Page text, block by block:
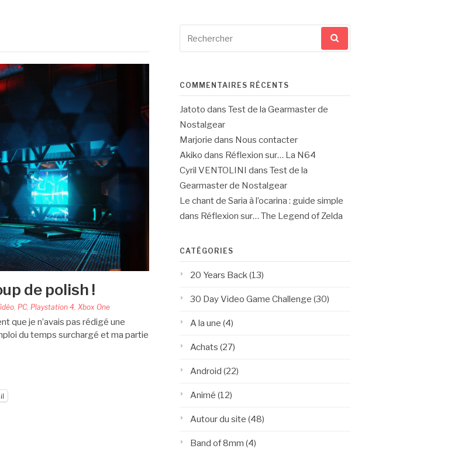
de polish !
PC, Playstation 4 Xbox One
que je n’avais pas rédigé une
du temps surchargé et ma partie
pour
COMMENTAIRES RÉCENTS
Jatoto dans Test de la Gearmaster de
Nostalgear
Marjorie dans Nous contacter
Akiko dans Réflexion sur… La N64
Cyril VENTOLINI dans Test de la
Gearmaster de Nostalgear
Le chant de Saria à l’ocarina : guide simple
dans Réflexion sur… The Legend of Zelda
CATÉGORIES
20 Years Back (13)
30 Day Video Game Challenge (30)
A la une (4)
Achats (27)
Android (22)
Animé (12)
Autour du site (48)
Band of 8mm (4)